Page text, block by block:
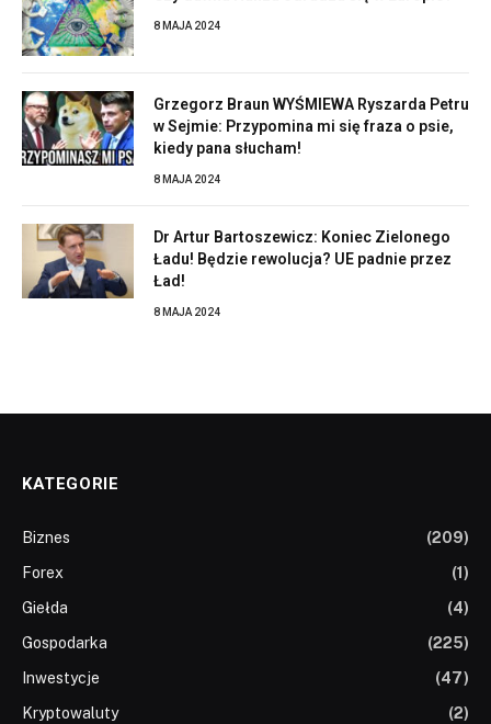
8 MAJA 2024
Grzegorz Braun WYŚMIEWA Ryszarda Petru
w Sejmie: Przypomina mi się fraza o psie,
kiedy pana słucham!
8 MAJA 2024
Dr Artur Bartoszewicz: Koniec Zielonego
Ładu! Będzie rewolucja? UE padnie przez
Ład!
8 MAJA 2024
KATEGORIE
Biznes
(209)
Forex
(1)
Giełda
(4)
Gospodarka
(225)
Inwestycje
(47)
Kryptowaluty
(2)